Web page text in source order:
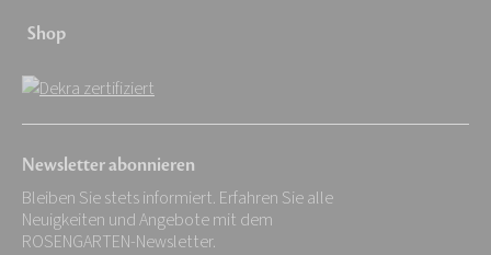
Shop
Newsletter abonnieren
Bleiben Sie stets informiert. Erfahren Sie alle
Neuigkeiten und Angebote mit dem
ROSENGARTEN-Newsletter.